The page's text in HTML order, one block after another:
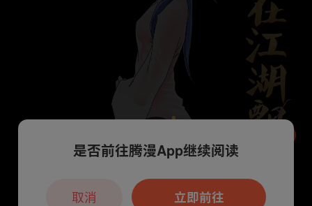
本章节仅支持App阅读，可打开App新用
户7天免费看
是否前往腾漫App继续阅读
立即前往
取消